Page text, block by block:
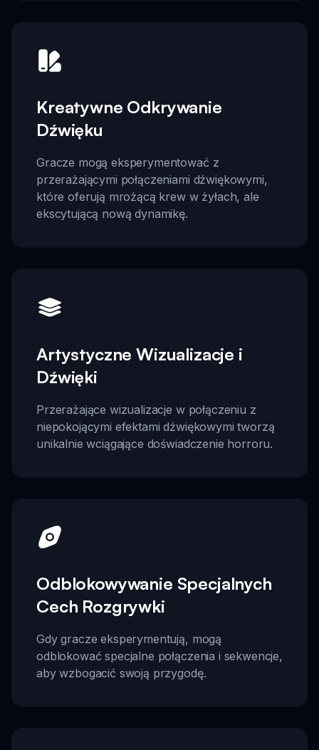
Kreatywne Odkrywanie
Dźwięku
Gracze mogą eksperymentować z
przerażającymi połączeniami dźwiękowymi,
które oferują mrożącą krew w żyłach, ale
ekscytującą nową dynamikę.
Artystyczne Wizualizacje i
Dźwięki
Przerażające wizualizacje w połączeniu z
niepokojącymi efektami dźwiękowymi tworzą
unikalnie wciągające doświadczenie horroru.
Odblokowywanie Specjalnych
Cech Rozgrywki
Gdy gracze eksperymentują, mogą
odblokować specjalne połączenia i sekwencje,
aby wzbogacić swoją przygodę.